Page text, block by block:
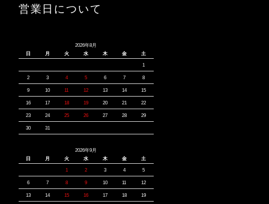
営業日について
2026年8月
日
月 火 水 木 金
土
1
2 3 4 5 6 7 8
9 10 11 12 13 14 15
16 17 18 19 20 21 22
23 24 25 26 27 28 29
30 31
2026年9月
日
月 火 水 木 金
土
1
2 3 4 5
6 7 8 9 10 11 12
13 14 15 16 17 18 19